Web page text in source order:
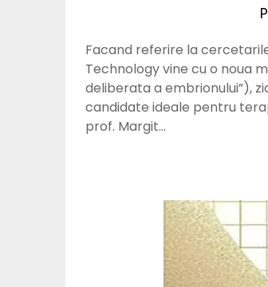
Facand referire la
Technology vine cu o noua
deliberata a embrionului”),
candidate ideale pentru
prof. Margit…